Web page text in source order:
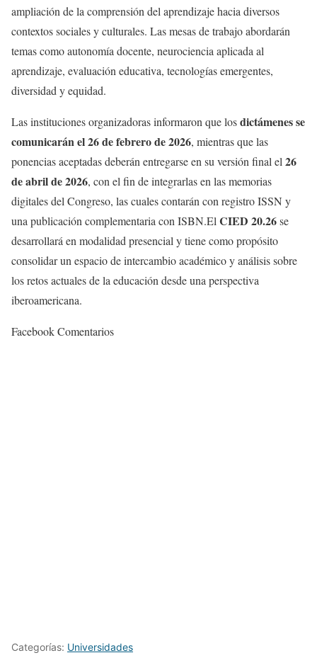
ampliación de la comprensión del aprendizaje hacia diversos
contextos sociales y culturales. Las mesas de trabajo abordarán
temas como autonomía docente, neurociencia aplicada al
aprendizaje, evaluación educativa, tecnologías emergentes,
diversidad y equidad.
Las instituciones organizadoras informaron que losdictámenes se
comunicarán el 26 de febrero de 2026, mientras que las
ponencias aceptadas deberán entregarse en su versión final el26
de abril de 2026, con el fin de integrarlas en las memorias
digitales del Congreso, las cuales contarán con registro ISSN y
una publicación complementaria con ISBN.ElCIED 20.26se
desarrollará en modalidad presencial y tiene como propósito
consolidar un espacio de intercambio académico y análisis sobre
los retos actuales de la educación desde una perspectiva
iberoamericana.
Facebook Comentarios
Categorías: Universidades